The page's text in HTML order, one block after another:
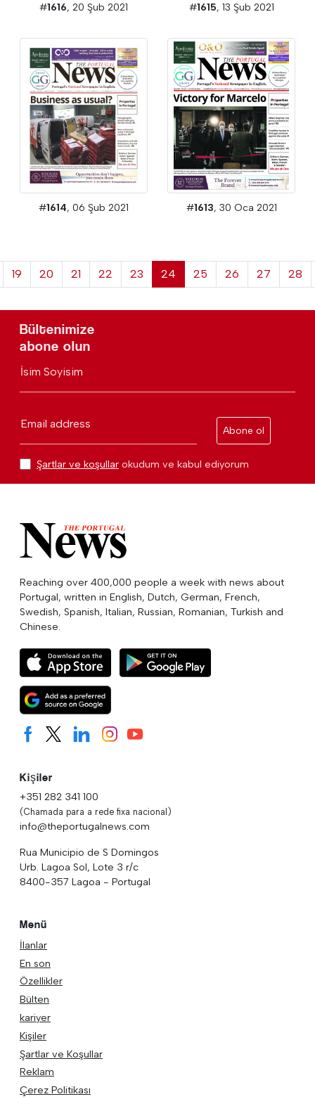
#1616, 20 Şub 2021 #1615, 13 Şub 2021
#1614, 06 Şub 2021 #1613, 30 Oca 2021
19 20 21 22 23 24 25 26 27 28
Bültenimize
abone olun
İsim Soyisim
Email address
Abone ol
Şartlar ve koşullar okudum ve kabul ediyorum
Reaching over 400,000 people a week with news about
Portugal, written in English, Dutch, German, French,
Swedish, Spanish, Italian, Russian, Romanian, Turkish and
Chinese.
Kişiler
+351 282 341 100
(Chamada para a rede fixa nacional)
info@theportugalnews.com
Rua Municipio de S Domingos
Urb. Lagoa Sol, Lote 3 r/c
8400-357 Lagoa - Portugal
Menü
İlanlar
En son
Özellikler
Bülten
kariyer
Kişiler
Şartlar ve Koşullar
Reklam
Çerez Politikası